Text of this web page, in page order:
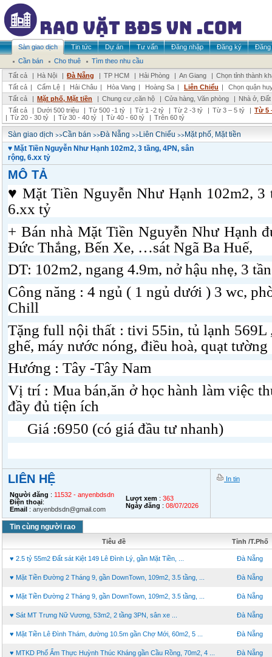
Sàn giao dịch Tin tức Dự án Tư vấn Đăng nhập Đăng ký
Đăng
Cần bán
Cho thuê
Tìm theo nhu cầu
Tất cả
| Hà Nội | Đà Nẵng | TP HCM | Hải Phòng | An Giang | Chọn tỉnh thành
Tất cả | Cẩm Lệ | Hải Châu | Hòa Vang | Hoàng Sa | Liên Chiểu |
Chọn quận
Tất cả
| Mặt phố, Mặt tiền | Chung cư ,căn hộ | Cửa hàng, Văn phòng | Nhà ở,
Tất cả
| Dưới 500 triệu | Từ 500 -1 tỷ | Từ 1 -2 tỷ | Từ 2 -3 tỷ | Từ 3 – 5 tỷ | Từ 5
| Từ 20 - 30 tỷ | Từ 30 - 40 tỷ | Từ 40 - 60 tỷ | Trên 60 tỷ
Sàn giao dịch >>Cần bán >>Đà Nẵng >>Liên Chiểu >>Mặt phố, Mặt tiền
♥ Mặt Tiền Nguyễn Như Hạnh 102m2, 3 tầng, 4PN, sân
rộng, 6.xx tỷ
MÔ TẢ
♥ Mặt Tiền Nguyễn Như Hạnh 102m2, 3
6.xx tỷ
+ Bán nhà Mặt Tiền Nguyễn Như Hạnh
Đức Thắng, Bến Xe, …sát Ngã Ba Huế,
DT: 102m2, ngang 4.9m, nở hậu nhẹ, 3
Công năng : 4 ngủ ( 1 ngủ dưới ) 3 wc,
Chill
Tặng full nội thất : tivi 55in, tủ lạnh 569L
ghế, máy nước nóng, điều hoà, quạt tường
Hướng : Tây -Tây Nam
Vị trí : Mua bán,ăn ở học hành làm việc
đầy đủ tiện ích
Giá :6950 (có giá đầu tư nhanh)
LIÊN HỆ
Người đăng : 11532 - anyenbdsdn
Điện thoại:
Email : anyenbdsdn@gmail.com
Lượt xem : 363
Ngày đăng : 08/07/2026
In tin
Tin cùng người rao
Tiêu đề Tỉnh /T.Phố
♥ 2.5 tỷ 55m2 Đất sát Kiệt 149 Lê Đình Lý, gần Mặt Tiền, ... Đà Nẵng
♥ Mặt Tiền Đường 2 Tháng 9, gần DownTown, 109m2, 3.5 tầng, ... Đà Nẵng
♥ Mặt Tiền Đường 2 Tháng 9, gần DownTown, 109m2, 3.5 tầng, ... Đà Nẵng
♥ Sát MT Trưng Nữ Vương, 53m2, 2 tầng 3PN, sân xe ... Đà Nẵng
♥ Mặt Tiền Lê Đình Thám, đường 10.5m gần Chợ Mới, 60m2, 5 ... Đà Nẵng
♥ MTKD Phố Ẩm Thực Huỳnh Thúc Kháng gần Cầu Rồng, 70m2, 4 ... Đà Nẵng